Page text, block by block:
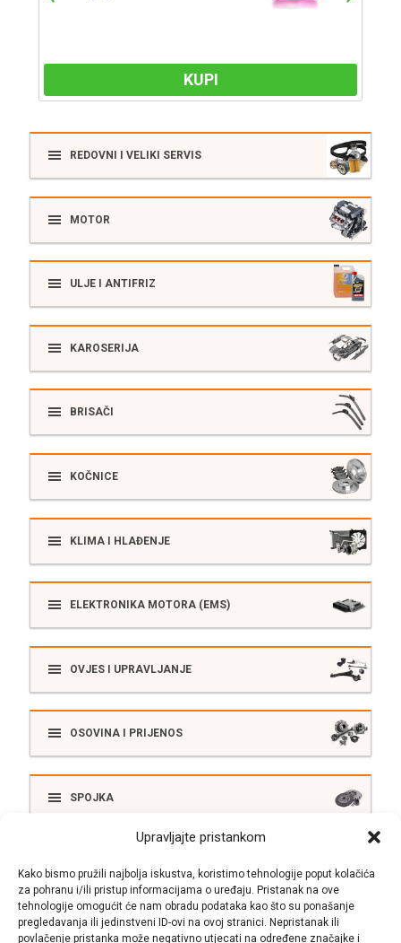
Upravljajte pristankom
Kako bismo pružili najbolja iskustva, koristimo tehnologije poput kolačića
za pohranu i/ili pristup informacijama o uređaju. Pristanak na ove
tehnologije omogućit će nam obradu podataka kao što su ponašanje
pregledavanja ili jedinstveni ID-ovi na ovoj stranici. Nepristanak ili
povlačenje pristanka može negativno utjecati na određene značajke i
KUPI
REDOVNI I VELIKI SERVIS
MOTOR
ULJE I ANTIFRIZ
KAROSERIJA
BRISAČI
KOČNICE
KLIMA I HLAĐENJE
ELEKTRONIKA MOTORA (EMS)
OVJES I UPRAVLJANJE
OSOVINA I PRIJENOS
SPOJKA
SUSTAV ISPUŠNIH PLINOVA